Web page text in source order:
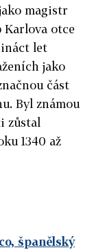
magistr
Karlova otce
let
jako
část
Byl známou
zůstal
1340 až
španělský